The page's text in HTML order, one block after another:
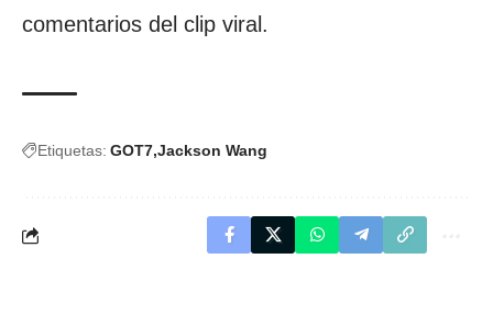
comentarios del clip viral.
Etiquetas: GOT7 Jackson Wang